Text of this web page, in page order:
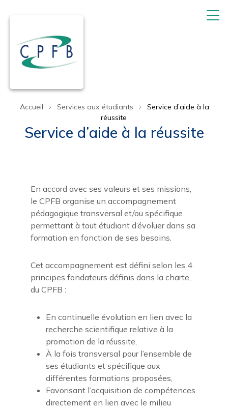
Accueil Services aux étudiants
Service d’aide à la
réussite
Service d’aide à la réussite
En accord avec ses valeurs et ses missions,
le CPFB organise un accompagnement
pédagogique transversal et/ou spécifique
permettant à tout étudiant d’évoluer dans sa
formation en fonction de ses besoins.
Cet accompagnement est défini selon les 4
principes fondateurs définis dans la charte,
du CPFB :
En continuelle évolution en lien avec la
recherche scientifique relative à la
promotion de la réussite,
À la fois transversal pour l’ensemble de
ses étudiants et spécifique aux
différentes formations proposées,
Favorisant l’acquisition de compétences
directement en lien avec le milieu